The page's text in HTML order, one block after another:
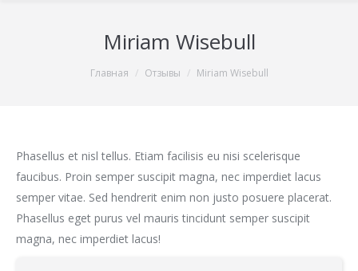
Miriam Wisebull
Главная Отзывы Miriam Wisebull
Phasellus et nisl tellus. Etiam facilisis eu nisi scelerisque
faucibus. Proin semper suscipit magna, nec imperdiet lacus
semper vitae. Sed hendrerit enim non justo posuere placerat.
Phasellus eget purus vel mauris tincidunt semper suscipit
magna, nec imperdiet lacus!